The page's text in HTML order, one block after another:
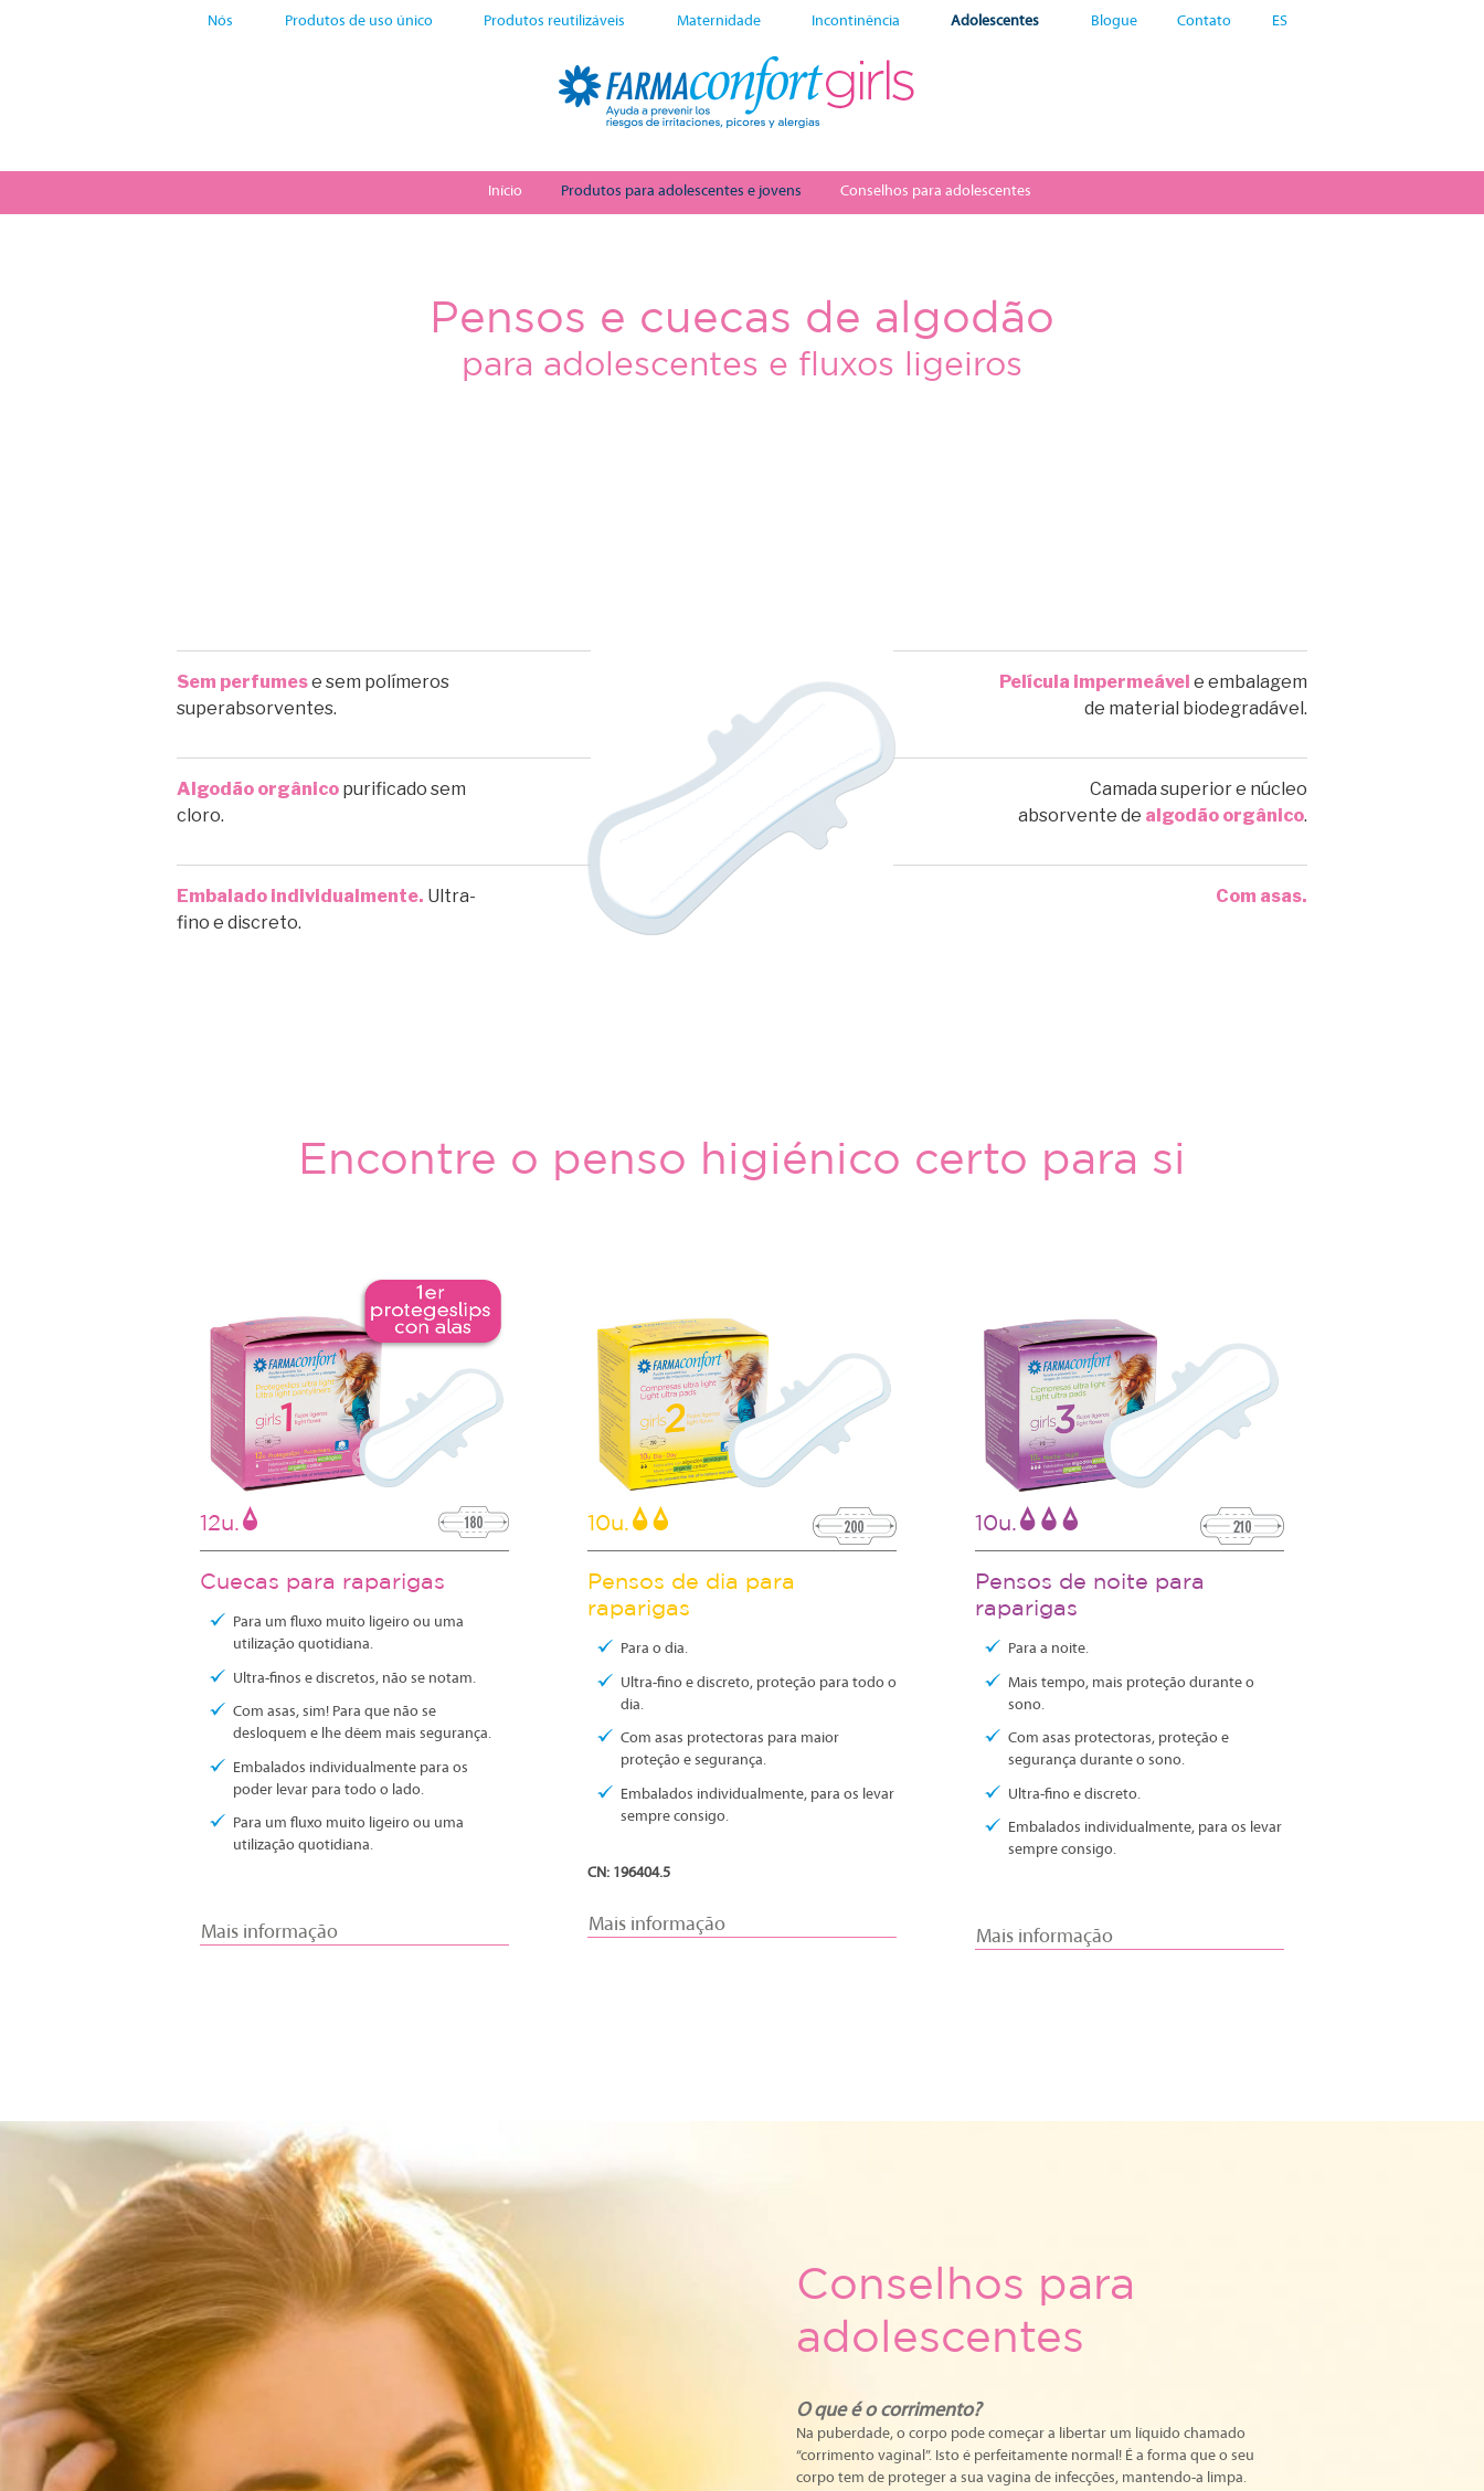
Nós Produtos de uso único Produtos reutilizáveis Maternidade Incontinência Adolescentes
Início Produtos para adolescentes e jovens Conselhos para adolescentes
Blogue Contato ES
Pensos e cuecas de algodão
para adolescentes e fluxos ligeiros
Sem perfumese sem polímeros
superabsorventes.
Película impermeável e embalagem
de material biodegradável.
Algodão orgânico purificado sem
cloro.
Camada superior e núcleo
absorvente de algodão orgânico.
Embalado individualmente. Ultra-
fino e discreto.
Com asas.
Encontre o penso higiénico certo para si
12u.
Cuecas para raparigas
Para um fluxo muito ligeiro ou uma
utilização quotidiana.
Ultra-finos e discretos, não se notam.
Com asas, sim! Para que não se
desloquem e lhe dêem mais segurança.
Embalados individualmente para os
poder levar para todo o lado.
Para um fluxo muito ligeiro ou uma
utilização quotidiana.
Mais informação
10u.
Pensos de dia para
raparigas
Para o dia.
Ultra-fino e discreto, proteção para todo o
dia.
Com asas protectoras para maior
proteção e segurança.
Embalados individualmente, para os levar
sempre consigo.
CN: 196404.5
Mais informação
10u.
Pensos de noite para
raparigas
Para a noite.
Mais tempo, mais proteção durante o
sono.
Com asas protectoras, proteção e
segurança durante o sono.
Ultra-fino e discreto.
Embalados individualmente, para os levar
sempre consigo.
Mais informação
Conselhos para
adolescentes
O que é o corrimento?
Na puberdade, o corpo pode começar a libertar um líquido chamado
“corrimento vaginal”. Isto é perfeitamente normal! É a forma que o seu
corpo tem de proteger a sua vagina de infecções, mantendo-a limpa.